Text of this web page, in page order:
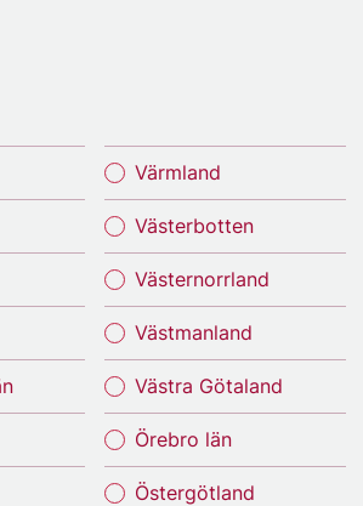
Värmland
Västerbotten
Västernorrland
Västmanland
Västra Götaland
Örebro län
Östergötland